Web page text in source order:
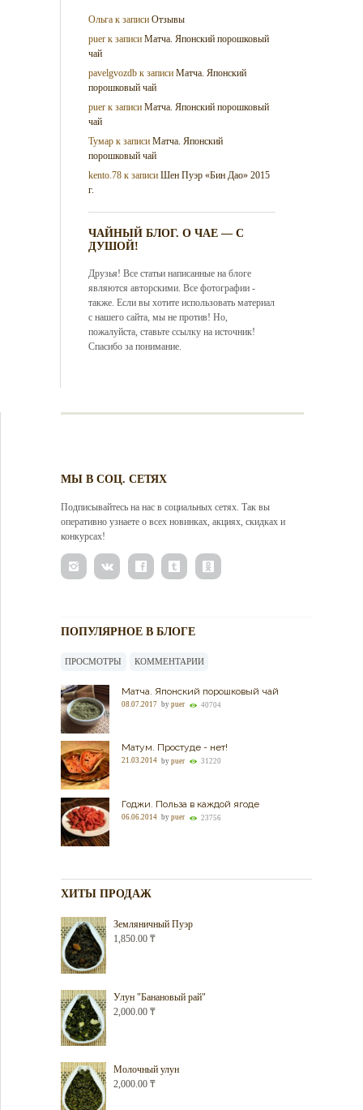
Ольга к записиОтзывы
puer к записиМатча. Японский порошковый
чай
pavelgvozdb к записиМатча. Японский
порошковый чай
puer к записиМатча. Японский порошковый
чай
Тумар к записиМатча. Японский
порошковый чай
kento.78 к записиШен Пуэр «Бин Дао» 2015
г.
ЧАЙНЫЙ БЛОГ. О ЧАЕ — С
ДУШОЙ!
Друзья! Все статьи написанные на блоге
являются авторскими. Все фотографии -
также. Если вы хотите использовать материал
с нашего сайта, мы не против! Но,
пожалуйста, ставьте ссылку на источник!
Спасибо за понимание.
МЫ В СОЦ. СЕТЯХ
Подписывайтесь на нас в социальных сетях. Так вы
оперативно узнаете о всех новинках, акциях, скидках и
конкурсах!
ПОПУЛЯРНОЕ В БЛОГЕ
ПРОСМОТРЫ КОММЕНТАРИИ
Матча. Японский порошковый чай
08.07.2017 by puer 40704
Матум. Простуде - нет!
21.03.2014 by puer 31220
Годжи. Польза в каждой ягоде
06.06.2014 by puer 23756
ХИТЫ ПРОДАЖ
Земляничный Пуэр
1,850.00 ₸
Улун "Банановый рай"
2,000.00 ₸
Молочный улун
2,000.00 ₸